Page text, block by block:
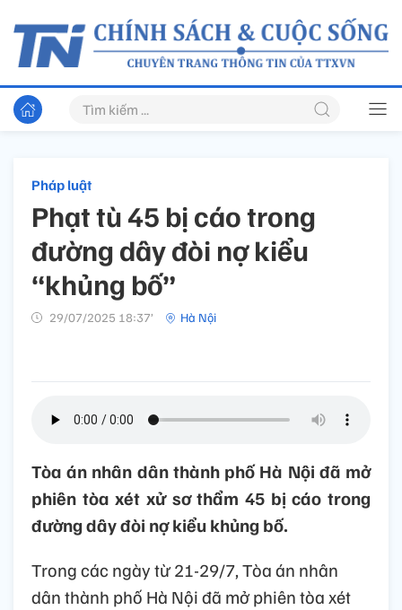
Pháp luật
Phạt tù 45 bị cáo trong
đường dây đòi nợ kiểu
“khủng bố”
29/07/2025 18:37’ Hà Nội
Tòa án nhân dân thành phố Hà Nội đã mở
phiên tòa xét xử sơ thẩm 45 bị cáo trong
đường dây đòi nợ kiểu khủng bố.
Trong các ngày từ 21-29/7, Tòa án nhân
dân thành phố Hà Nội đã mở phiên tòa xét